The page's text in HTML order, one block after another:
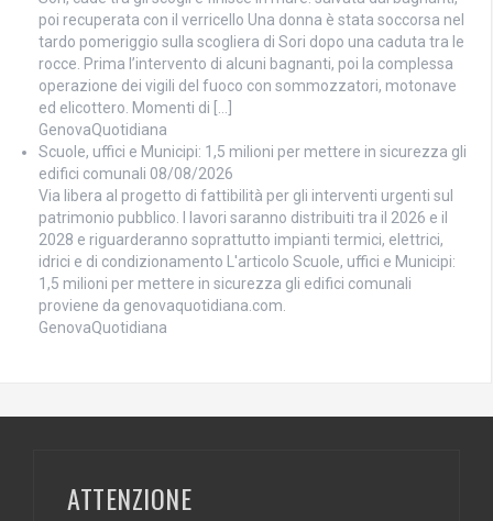
poi recuperata con il verricello Una donna è stata soccorsa nel
tardo pomeriggio sulla scogliera di Sori dopo una caduta tra le
rocce. Prima l’intervento di alcuni bagnanti, poi la complessa
operazione dei vigili del fuoco con sommozzatori, motonave
ed elicottero. Momenti di […]
GenovaQuotidiana
Scuole, uffici e Municipi: 1,5 milioni per mettere in sicurezza gli
edifici comunali 08/08/2026
Via libera al progetto di fattibilità per gli interventi urgenti sul
patrimonio pubblico. I lavori saranno distribuiti tra il 2026 e il
2028 e riguarderanno soprattutto impianti termici, elettrici,
idrici e di condizionamento L'articolo Scuole, uffici e Municipi:
1,5 milioni per mettere in sicurezza gli edifici comunali
proviene da genovaquotidiana.com.
GenovaQuotidiana
ATTENZIONE